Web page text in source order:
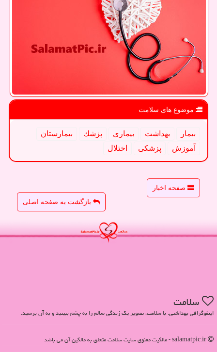
موضوع های سلامت
بیمار بهداشت بیماری پزشك
بیمارستان
آموزش
پزشكی اختلال
صفحه اخبار
بازگشت به صفحه اصلی
سلامت
اینفوگرافی بهداشتی. با سلامت، تصویر یک زندگی سالم را به چشم ببینید و به آن برسید.